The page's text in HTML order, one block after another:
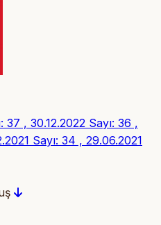
37 , 30.12.2022 Sayı: 36 ,
Sayı: 34 , 29.06.2021